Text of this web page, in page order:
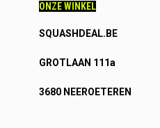
ONZE WINKEL
SQUASHDEAL.BE
GROTLAAN 111a
3680 NEEROETEREN